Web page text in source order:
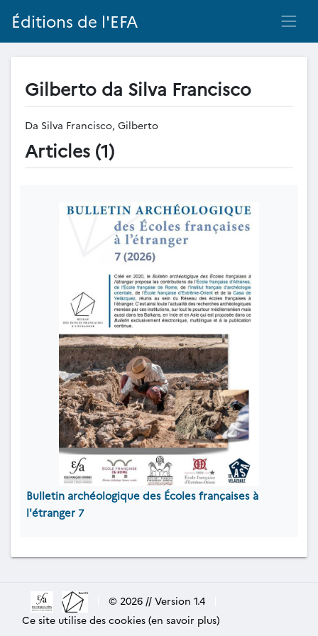
Éditions de l'EFA
Gilberto da Silva Francisco
Da Silva Francisco, Gilberto
Articles (1)
Bulletin archéologique des Écoles françaises à
l'étranger 7
© 2026 // Version 1.4
Ce site utilise des cookies (en savoir plus)